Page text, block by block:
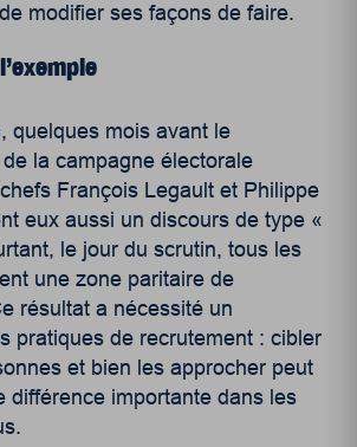
modifier ses façons de faire.
quelques mois avant le
la campagne électorale
François Legault et Philippe
eux aussi un discours de type «
le jour du scrutin, tous les
une zone paritaire de
résultat a nécessité un
pratiques de recrutement : cibler
et bien les approcher peut
différence importante dans les